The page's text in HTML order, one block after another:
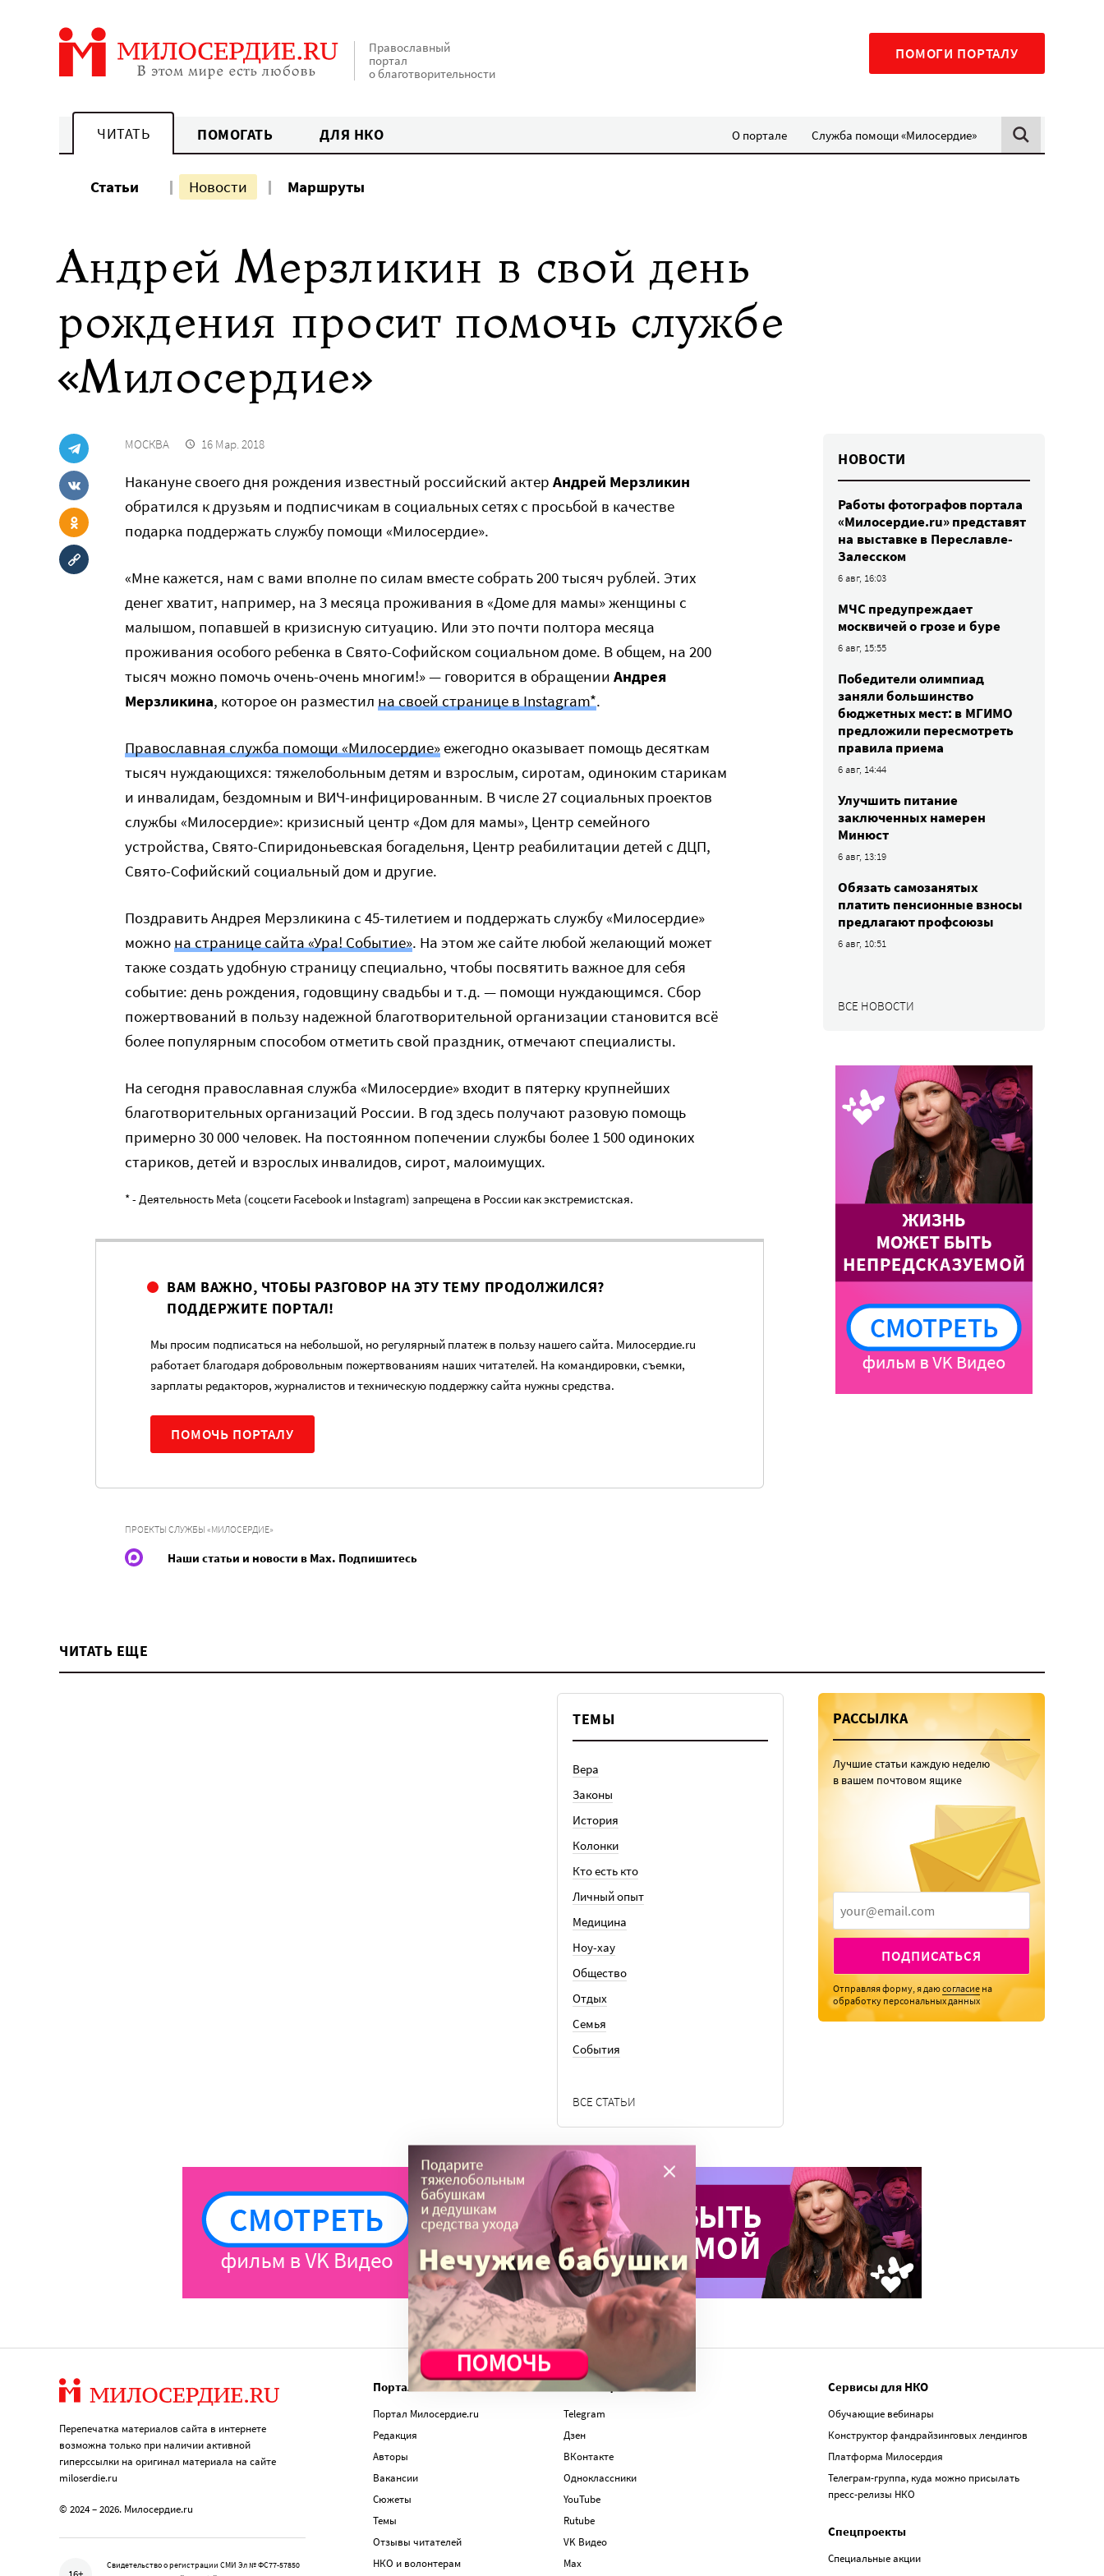
Православный
портал
о благотворительности
ПОМОГИ ПОРТАЛУ
ЧИТАТЬ ПОМОГАТЬ ДЛЯ НКО О портале Служба помощи «Милосердие»
Статьи Новости Маршруты
Андрей Мерзликин в свой день
рождения просит помочь службе
«Милосердие»
МОСКВА 16 Мар. 2018
Накануне своего дня рождения известный российский актер Андрей Мерзликин
обратился к друзьям и подписчикам в социальных сетях с просьбой в качестве
подарка поддержать службу помощи «Милосердие».
«Мне кажется, нам с вами вполне по силам вместе собрать 200 тысяч рублей. Этих
денег хватит, например, на 3 месяца проживания в «Доме для мамы» женщины с
малышом, попавшей в кризисную ситуацию. Или это почти полтора месяца
проживания особого ребенка в Свято-Софийском социальном доме. В общем, на 200
тысяч можно помочь очень-очень многим!» — говорится в обращении Андрея
Мерзликина, которое он разместил на своей странице в Instagram*.
Православная служба помощи «Милосердие»ежегодно оказывает помощь десяткам
тысяч нуждающихся: тяжелобольным детям и взрослым, сиротам, одиноким старикам
и инвалидам, бездомным и ВИЧ-инфицированным. В числе 27 социальных проектов
службы «Милосердие»: кризисный центр «Дом для мамы», Центр семейного
устройства, Свято-Спиридоньевская богадельня, Центр реабилитации детей с ДЦП,
Свято-Софийский социальный дом и другие.
Поздравить Андрея Мерзликина с 45-тилетием и поддержать службу «Милосердие»
можнона странице сайта «Ура! Событие». На этом же сайте любой желающий может
также создать удобную страницу специально, чтобы посвятить важное для себя
событие: день рождения, годовщину свадьбы и т.д. — помощи нуждающимся. Сбор
пожертвований в пользу надежной благотворительной организации становится всё
более популярным способом отметить свой праздник, отмечают специалисты.
На сегодня православная служба «Милосердие» входит в пятерку крупнейших
благотворительных организаций России. В год здесь получают разовую помощь
примерно 30 000 человек. На постоянном попечении службы более 1 500 одиноких
стариков, детей и взрослых инвалидов, сирот, малоимущих.
* - Деятельность Meta (соцсети Facebook и Instagram) запрещена в России как экстремистская.
ВАМ ВАЖНО, ЧТОБЫ РАЗГОВОР НА ЭТУ ТЕМУ ПРОДОЛЖИЛСЯ?
ПОДДЕРЖИТЕ ПОРТАЛ!
Мы просим подписаться на небольшой, но регулярный платеж в пользу нашего сайта. Милосердие.ru
работает благодаря добровольным пожертвованиям наших читателей. На командировки, съемки,
зарплаты редакторов, журналистов и техническую поддержку сайта нужны средства.
ПОМОЧЬ ПОРТАЛУ
ПРОЕКТЫ СЛУЖБЫ «МИЛОСЕРДИЕ»
Наши статьи и новости в Max. Подпишитесь
НОВОСТИ
Работы фотографов портала
«Милосердие.ru» представят
на выставке в Переславле-
Залесском
6 авг, 16:03
МЧС предупреждает
москвичей о грозе и буре
6 авг, 15:55
Победители олимпиад
заняли большинство
бюджетных мест: в МГИМО
предложили пересмотреть
правила приема
6 авг, 14:44
Улучшить питание
заключенных намерен
Минюст
6 авг, 13:19
Обязать самозанятых
платить пенсионные взносы
предлагают профсоюзы
6 авг, 10:51
ВСЕ НОВОСТИ
ЧИТАТЬ ЕЩЕ
ТЕМЫ
Вера
Законы
История
Колонки
Кто есть кто
Личный опыт
Медицина
Ноу-хау
Общество
Отдых
Семья
События
ВСЕ СТАТЬИ
РАССЫЛКА
Лучшие статьи каждую неделю
в вашем почтовом ящике
ПОДПИСАТЬСЯ
Отправляя форму, я даюсогласие на
обработку персональных данных
Перепечатка материалов сайта в интернете
возможна только при наличии активной
гиперссылки на оригинал материала на сайте
miloserdie.ru
© 2024 – 2026. Милосердие.ru
Свидетельство о регистрации СМИ Эл № ФС77-57850
Портал
Портал Милосердие.ru
Редакция
Авторы
Вакансии
Сюжеты
Темы
Отзывы читателей
НКО и волонтерам
Мы в соц.сетях
Telegram
Дзен
ВКонтакте
Одноклассники
YouTube
Rutube
VK Видео
Max
Сервисы для НКО
Обучающие вебинары
Конструктор фандрайзинговых лендингов
Платформа Милосердия
Телеграм-группа, куда можно присылать
пресс-релизы НКО
Спецпроекты
Специальные акции